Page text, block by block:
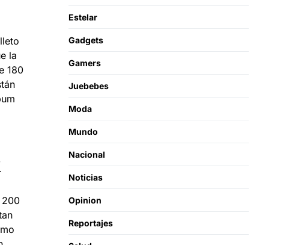
la
180
200
Estelar
Gadgets
Gamers
Juebebes
Moda
Mundo
Nacional
Noticias
Opinion
Reportajes